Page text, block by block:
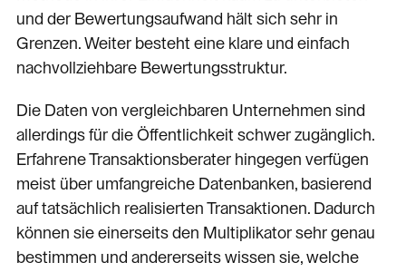
und der Bewertungsaufwand hält sich sehr in
Grenzen. Weiter besteht eine klare und einfach
nachvollziehbare Bewertungsstruktur.
Die Daten von vergleichbaren Unternehmen sind
allerdings für die Öffentlichkeit schwer zugänglich.
Erfahrene Transaktionsberater hingegen verfügen
meist über umfangreiche Datenbanken, basierend
auf tatsächlich realisierten Transaktionen. Dadurch
können sie einerseits den Multiplikator sehr genau
bestimmen und andererseits wissen sie, welche